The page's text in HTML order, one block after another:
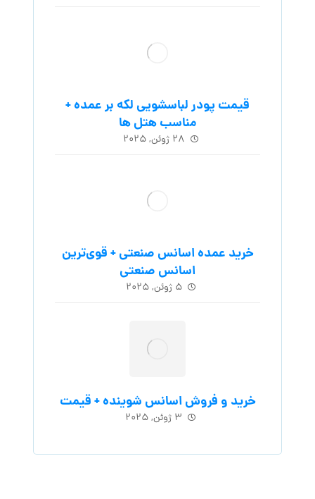
قیمت پودر لباسشویی لکه بر عمده +
مناسب هتل ها
۲۸ ژوئن, ۲۰۲۵
خرید عمده اسانس صنعتی + قوی‌ترین
اسانس‌ صنعتی
۵ ژوئن, ۲۰۲۵
خرید و فروش اسانس شوینده + قیمت
۳ ژوئن, ۲۰۲۵